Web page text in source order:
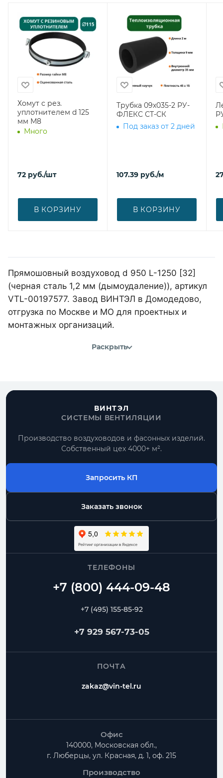
Хомут с рез.
уплотнителем d 125
мм М8
Много
72 руб./шт
В КОРЗИНУ
Трубка 09х035-2 РУ-
ФЛЕКС СТ-СК
Под заказ от 2 дней
107.39 руб./м
В КОРЗИНУ
Прямошовный воздуховод d 950 L-1250 [32]
(черная сталь 1,2 мм (дымоудаление)), артикул
VTL-00197577. Завод ВИНТЭЛ в Домодедово,
отгрузка по Москве и МО для проектных и
монтажных организаций.
Раскрыть
ВИНТЭЛ
СИСТЕМЫ ВЕНТИЛЯЦИИ
Производство воздуховодов и фасонных изделий.
Собственный цех 4000+ м².
Запросить КП
Заказать звонок
ТЕЛЕФОНЫ
+7 (495) 155-85-92
+7 929 567-73-05
ПОЧТА
zakaz@vin-tel.ru
Офис
140000, Московская обл.,
г. Люберцы, ул. Красная, д. 1, оф. 215
Производство